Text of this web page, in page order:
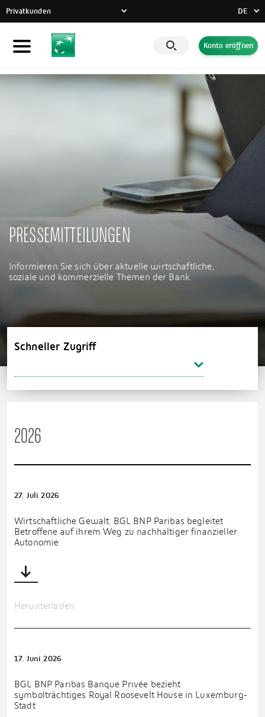
Privatkunden
Privatkunden
Unternehmen
DE
FR
DE
Konto eröffnen
PRESSEMITTEILUNGEN
Informieren Sie sich über aktuelle wirtschaftliche,
soziale und kommerzielle Themen der Bank.
Schneller Zugriff
2026
27. Juli 2026
Wirtschaftliche Gewalt: BGL BNP Paribas begleitet
Betroffene auf ihrem Weg zu nachhaltiger finanzieller
Autonomie
Herunterladen
17. Juni 2026
BGL BNP Paribas Banque Privée bezieht
symbolträchtiges Royal Roosevelt House in Luxemburg-
Stadt